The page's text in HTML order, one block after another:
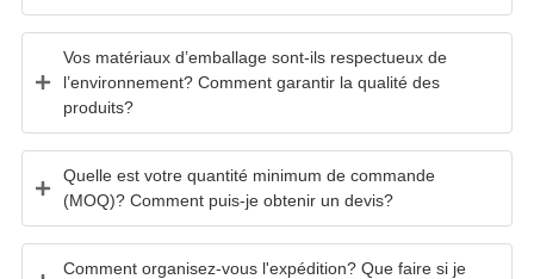
Vos matériaux d’emballage sont-ils respectueux de
l’environnement? Comment garantir la qualité des
produits?
Quelle est votre quantité minimum de commande
(MOQ)? Comment puis-je obtenir un devis?
Comment organisez-vous l'expédition? Que faire si je